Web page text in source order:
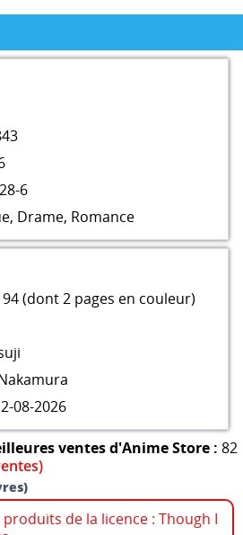
6
, Drame, Romance
(dont 2 pages en couleur)
08-2026
ventes d'Anime Store : 82
de la licence : Though I